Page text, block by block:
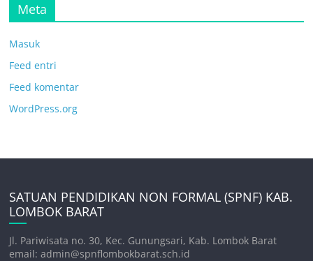
Meta
Masuk
Feed entri
Feed komentar
WordPress.org
SATUAN PENDIDIKAN NON FORMAL (SPNF) KAB.
LOMBOK BARAT
Jl. Pariwisata no. 30, Kec. Gunungsari, Kab. Lombok Barat
email: admin@spnflombokbarat.sch.id